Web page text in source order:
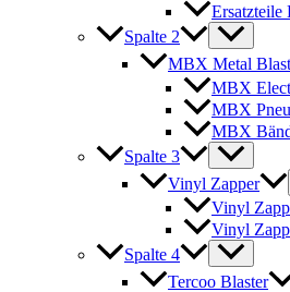
Ersatzteile
Spalte 2
MBX Metal
MBX
MBX
MBX
Spalte 3
Vinyl Zapper
Vinyl
Vinyl
Spalte 4
Tercoo Blaster